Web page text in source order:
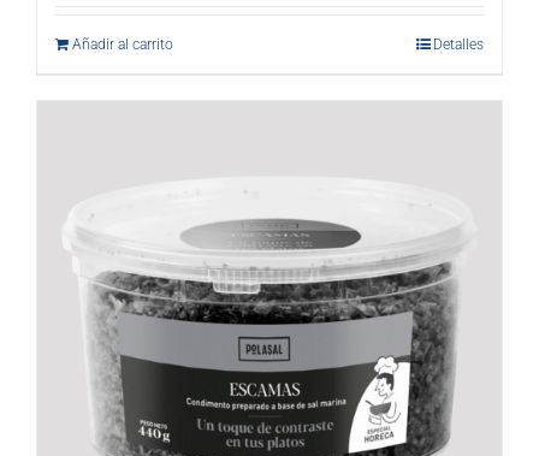
Añadir al carrito Detalles